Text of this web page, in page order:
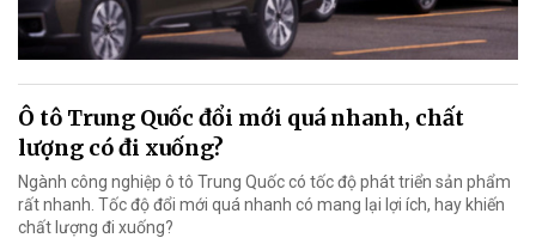
Ô tô Trung Quốc đổi mới quá nhanh, chất
lượng có đi xuống?
Ngành công nghiệp ô tô Trung Quốc có tốc độ phát triển sản phẩm
rất nhanh. Tốc độ đổi mới quá nhanh có mang lại lợi ích, hay khiến
chất lượng đi xuống?